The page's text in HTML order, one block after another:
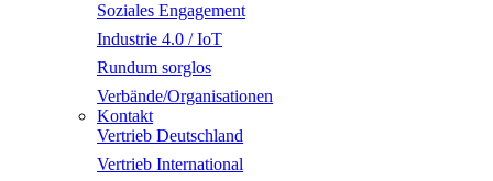
Soziales Engagement
Industrie 4.0 / IoT
Rundum sorglos
Verbände/Organisationen
Kontakt
Vertrieb Deutschland
Vertrieb International